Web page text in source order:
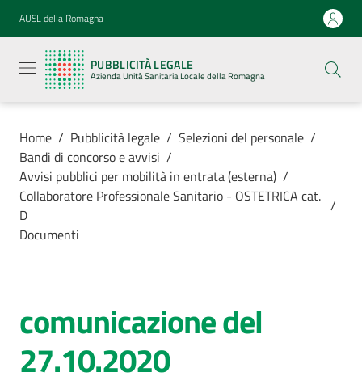
Vai al contenuto
Vai alla navigazione
Vai al footer
AUSL della Romagna
PUBBLICITÀ LEGALE
Azienda Unità Sanitaria Locale della Romagna
legale
Azienda
Unità
Locale della
Azienda
cura
Home / Pubblicità legale / Selezioni del personale /
Bandi di concorso e avvisi /
Avvisi pubblici per mobilità in entrata (esterna) /
Collaboratore Professionale Sanitario - OSTETRICA cat.
D
/
Documenti
comunicazione del
27.10.2020